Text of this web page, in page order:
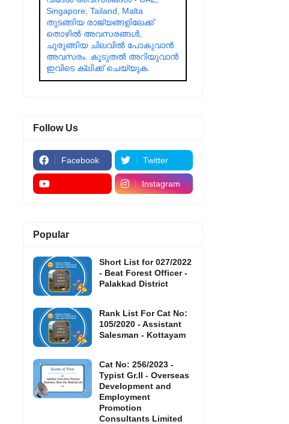
Singapore, Tailand, Malta
തുടങ്ങിയ രാജ്യങ്ങളിലേക്ക്
തൊഴിൽ അവസരങ്ങൾ,
ചുരുങ്ങിയ ചിലവിൽ പോകുവാൻ
അവസരം. കൂടുതൽ അറിയുവാൻ
ഇവിടെ ക്ലിക്ക് ചെയ്യുക.
Follow Us
Facebook Twitter
Instagram
Popular
Short List for 027/2022
- Beat Forest Officer -
Palakkad District
Rank List For Cat No:
105/2020 - Assistant
Salesman - Kottayam
Cat No: 256/2023 -
Typist Gr.II - Overseas
Development and
Employment
Promotion
Consultants Limited